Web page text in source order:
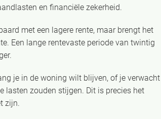
en financiële zekerheid.
met een lagere rente, maar brengt het
Een lange rentevaste periode van twintig
je in de woning wilt blijven, of je verwacht
lasten zouden stijgen. Dit is precies het
zijn.